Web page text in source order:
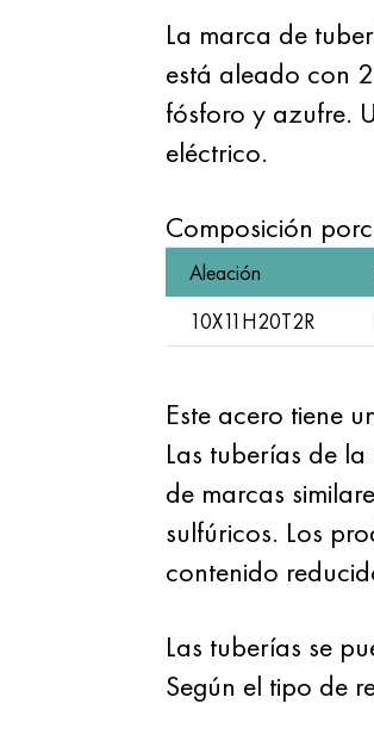
La marca de
está aleado con
fósforo y azufre.
eléctrico.
Composición
Aleación
10X11H20T2R
Este acero tiene
Las tuberías de
de marcas
sulfúricos. Los
contenido
Las tuberías se
Según el tipo de